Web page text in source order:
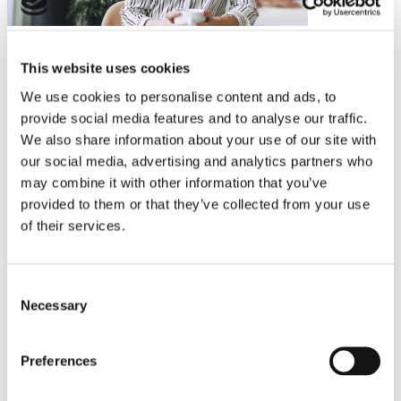
This website uses cookies
We use cookies to personalise content and ads, to
provide social media features and to analyse our traffic.
We also share information about your use of our site with
our social media, advertising and analytics partners who
may combine it with other information that you’ve
provided to them or that they’ve collected from your use
of their services.
Selection
Necessary
Preferences